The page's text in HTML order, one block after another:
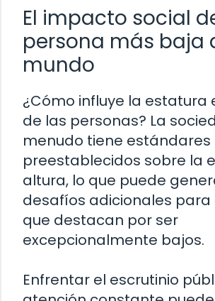
El impacto social
persona más baja
mundo
¿Cómo influye la estatura
de las personas? La
menudo tiene estándares
preestablecidos sobre la
altura, lo que puede
desafíos adicionales para
que destacan por ser
excepcionalmente bajos.
Enfrentar el escrutinio